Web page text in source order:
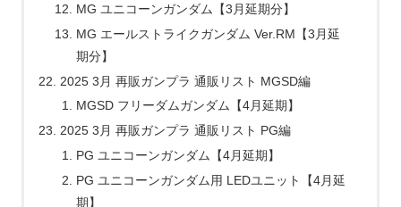
MG ユニコーンガンダム【3月延期分】
MG エールストライクガンダム Ver.RM【3月延
期分】
2025 3月 再販ガンプラ 通販リスト MGSD編
MGSD フリーダムガンダム【4月延期】
2025 3月 再販ガンプラ 通販リスト PG編
PG ユニコーンガンダム【4月延期】
PG ユニコーンガンダム用 LEDユニット【4月延
期】